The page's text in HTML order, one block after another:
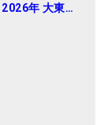
年 大東建